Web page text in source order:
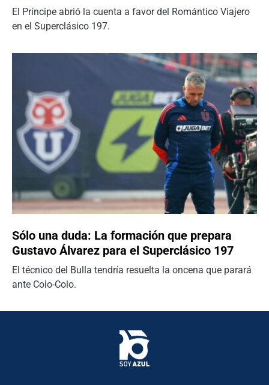
El Príncipe abrió la cuenta a favor del Romántico Viajero
en el Superclásico 197.
Sólo una duda: La formación que prepara
Gustavo Álvarez para el Superclásico 197
El técnico del Bulla tendría resuelta la oncena que parará
ante Colo-Colo.